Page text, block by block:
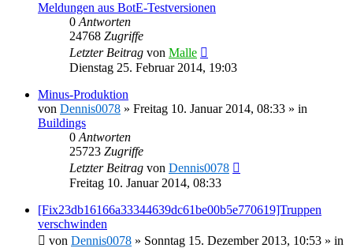
Meldungen aus BotE-Testversionen
0 Antworten
24768 Zugriffe
Letzter Beitrag von Malle
Dienstag 25. Februar 2014, 19:03
Minus-Produktion
von Dennis0078 » Freitag 10. Januar 2014, 08:33 » in
Buildings
0 Antworten
25723 Zugriffe
Letzter Beitrag von Dennis0078
Freitag 10. Januar 2014, 08:33
[Fix23db16166a33344639dc61be00b5e770619]Truppen
verschwinden
von Dennis0078 » Sonntag 15. Dezember 2013, 10:53 » in